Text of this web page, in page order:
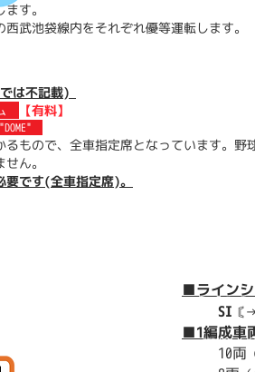
す。
武池袋線内をそれぞれ優等運転します。
は不記載)
【有料】
もので、全車指定席となっています。野
ん。
です(全車指定席)。
■ライン
SI 〘→
■1編成車
10両